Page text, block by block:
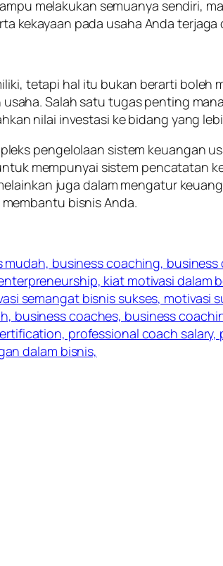
melakukan semuanya sendiri,
kekayaan pada usaha Anda terjaga
tetapi hal itu bukan berarti boleh
Salah satu tugas penting
nilai investasi ke bidang yang
pengelolaan sistem keuangan
mempunyai sistem pencatatan
juga dalam mengatur
bisnis Anda.